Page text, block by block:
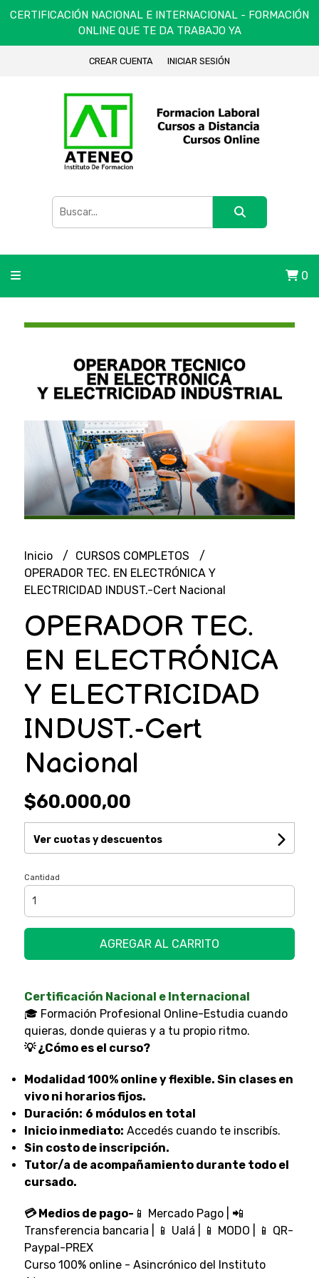
CERTIFICACIÓN NACIONAL E INTERNACIONAL - FORMACIÓN
ONLINE QUE TE DA TRABAJO YA
CREAR CUENTA INICIAR SESIÓN
0
Inicio
CURSOS COMPLETOS
OPERADOR TEC. EN ELECTRÓNICA Y
ELECTRICIDAD INDUST.-Cert Nacional
OPERADOR TEC.
EN ELECTRÓNICA
Y ELECTRICIDAD
INDUST.-Cert
Nacional
$60.000,00
Ver cuotas y descuentos
Cantidad
AGREGAR AL CARRITO
Certificación Nacional e Internacional
🎓 Formación Profesional Online-Estudia cuando
quieras, donde quieras y a tu propio ritmo.
💡 ¿Cómo es el curso?
Modalidad 100% online y flexible. Sin clases en
vivo ni horarios fijos.
Duración: 6 módulos en total
Inicio inmediato: Accedés cuando te inscribís.
Sin costo de inscripción.
Tutor/a de acompañamiento durante todo el
cursado.
💳 Medios de pago- 📱 Mercado Pago | 📲
Transferencia bancaria | 📱 Ualá | 📱 MODO | 📱 QR-
Paypal-PREX
Curso 100% online - Asincrónico del Instituto